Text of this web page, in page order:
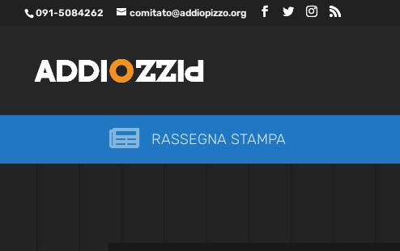
091-5084262 comitato@addiopizzo.org
 RASSEGNA STAMPA